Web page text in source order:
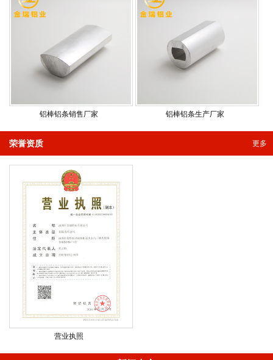
铝棒铝条销售厂家 铝棒铝条生产厂家
更多
荣誉资质
营业执照